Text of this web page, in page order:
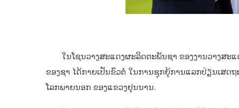
ໃນໂຊນວາງສະແດງຜະລິດຕະພັນຊາ ຂອງງານວາງສະ
ຂອງຊາ ໄດ້ກາຍເປັນຂົວຕໍ່ ໃນການຊຸກຍູ້ການແລກປ່ຽນເສດ
ໂລກພາຍນອກ ຂອງແຂວງຢຸນນານ.